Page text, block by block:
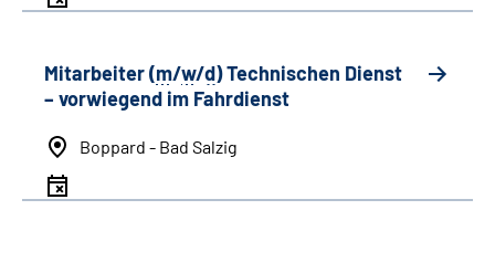
Mitarbeiter (m/w/d) Technischen Dienst
– vorwiegend im Fahrdienst
Boppard - Bad Salzig